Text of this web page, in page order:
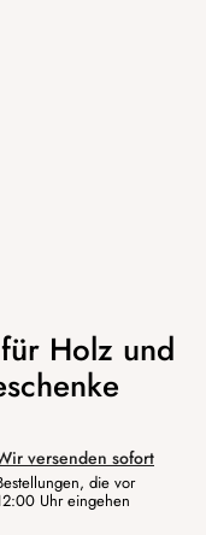
versenden sofort
die vor
Uhr eingehen